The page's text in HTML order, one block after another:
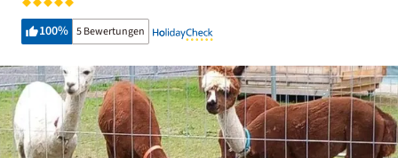
100% 5 Bewertungen